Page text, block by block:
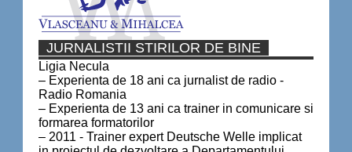
JURNALISTII STIRILOR DE BINE
Ligia Necula
– Experienta de 18 ani ca jurnalist de radio -
Radio Romania
– Experienta de 13 ani ca trainer in comunicare si
formarea formatorilor
– 2011 - Trainer expert Deutsche Welle implicat